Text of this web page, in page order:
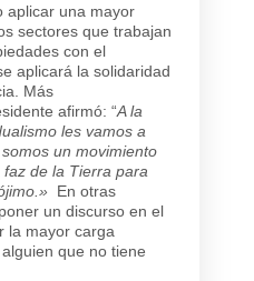
aplicar una mayor
sectores que trabajan
con el
aplicará la solidaridad
Más
afirmó: “A la
les vamos a
un movimiento
de la Tierra para
En otras
un discurso en el
la mayor carga
que no tiene